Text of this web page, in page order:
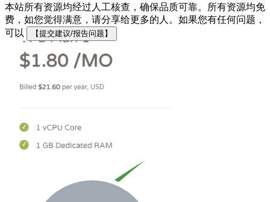
本站所有资源均经过人工核查，确保品质可靠。所有资源均免
费，如您觉得满意，请分享给更多的人。如果您有任何问题，
可以
【提交建议/报告问题】